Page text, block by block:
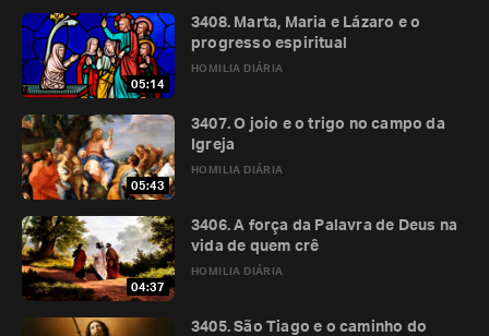
05:14
HOMILIA DIÁRIA
3408. Marta, Maria e Lázaro e o
progresso espiritual
05:43
HOMILIA DIÁRIA
3407. O joio e o trigo no campo da
Igreja
04:37
HOMILIA DIÁRIA
3406. A força da Palavra de Deus na
vida de quem crê
3405. São Tiago e o caminho do